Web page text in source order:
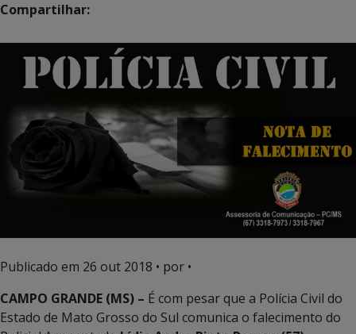
Compartilhar:
Publicado em 26 out 2018 • por •
CAMPO GRANDE (MS) – É com pesar que a Polícia Civil do
Estado de Mato Grosso do Sul comunica o falecimento do